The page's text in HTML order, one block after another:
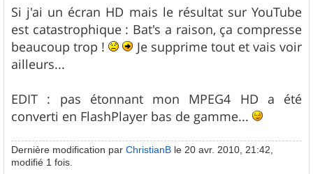
s
s
a
g
e
Si j'ai un écran HD mais le résultat sur YouTube
est catastrophique : Bat's a raison, ça compresse
beaucoup trop !
Je supprime tout et vais voir
ailleurs...
EDIT : pas étonnant mon MPEG4 HD a été
converti en FlashPlayer bas de gamme...
Dernière modification par ChristianB le 20 avr. 2010, 21:42,
modifié 1 fois.